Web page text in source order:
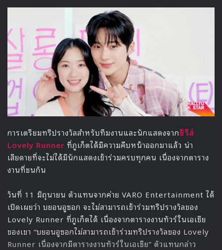
การเตรียมทริปรางวัลสำหรับทีมงานและนักแสดงจากซีรีส์
Lovely Runner ที่ภูเก็ตได้มีความคืบหน้าออกมาแล้ว น่า
เสียดายที่จะไม่ได้มีนักแสดงเข้าร่วมครบทุกคน เนื่องจากตาราง
งานที่ชนกัน
วันที่ 11 มิถุนายน ตัวแทนจากค่าย VARO Entertainment ได้
เปิดเผยว่า บยอนอูซอก จะไม่สามารถเข้าร่วมทริปรางวัลของ
Lovely Runner ที่ภูเก็ตได้ เนื่องจากตารางงานทัวร์ในเอเชีย
ของเขา “บยอนอูซอกไม่สามารถเข้าร่วมทริปรางวัลของ Lovely
Runner เนื่องจากมีตารางงานทัวร์ในเอเชีย” ตัวแทนกล่าว